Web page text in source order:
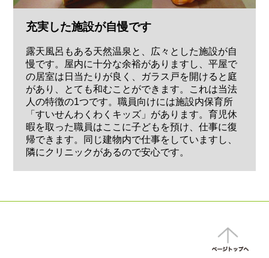
充実した施設が自慢です
露天風呂もある天然温泉と、広々とした施設が自
慢です。屋内に十分な余裕がありますし、平屋で
の居室は日当たりが良く、ガラス戸を開けると庭
があり、とても和むことができます。これは当法
人の特徴の1つです。職員向けには施設内保育所
「すいせんわくわくキッズ」があります。育児休
暇を取った職員はここに子どもを預け、仕事に復
帰できます。同じ建物内で仕事をしていますし、
隣にクリニックがあるので安心です。